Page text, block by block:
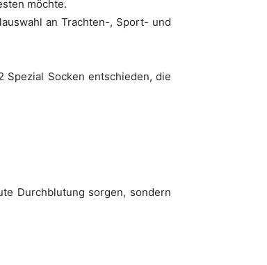
möchte.
an Trachten-, Sport- und
Spezial Socken entschieden, die
Durchblutung sorgen, sondern